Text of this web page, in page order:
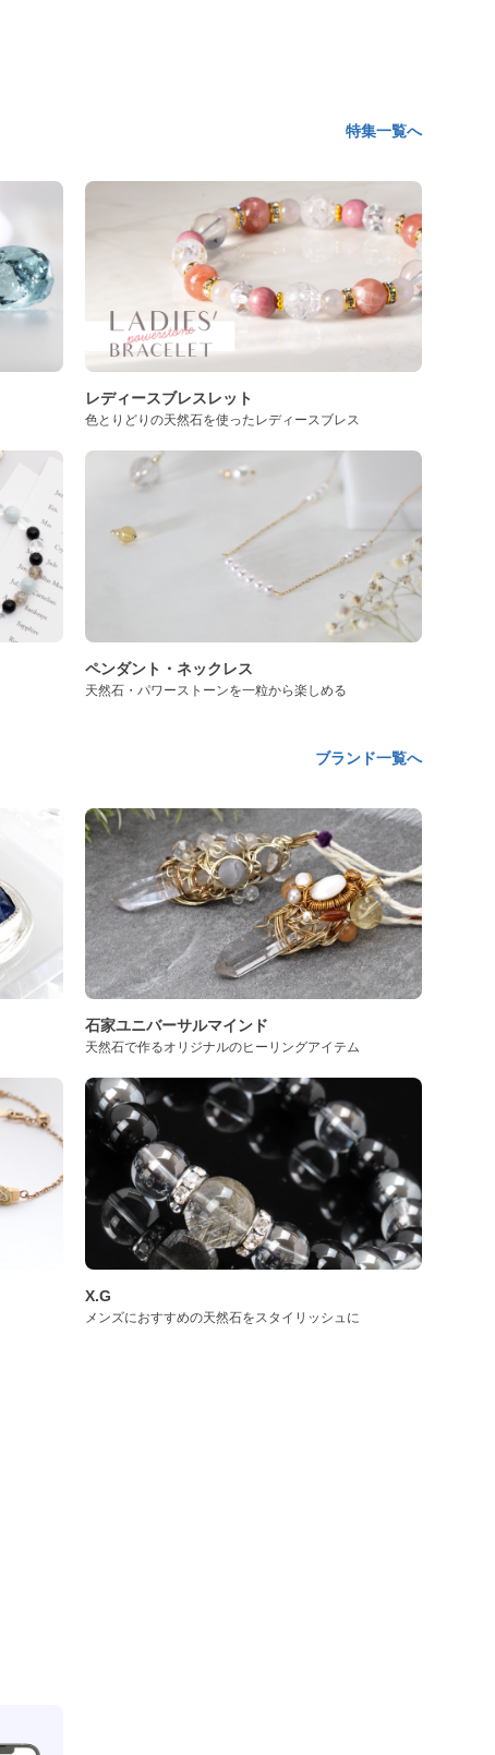
特集一覧へ
レディースブレスレット
色とりどりの天然石を使ったレディースブレス
ペンダント・ネックレス
天然石・パワーストーンを一粒から楽しめる
ブランド一覧へ
石家ユニバーサルマインド
天然石で作るオリジナルのヒーリングアイテム
X.G
メンズにおすすめの天然石をスタイリッシュに